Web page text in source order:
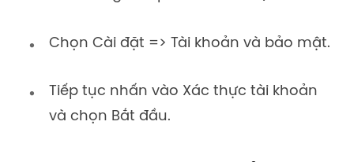
Chọn Cài đặt => Tài khoản và bảo mật.
Tiếp tục nhấn vào Xác thực tài khoản
và chọn Bắt đầu.